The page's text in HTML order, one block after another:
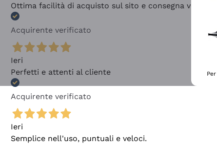
Ottima facilità di acquisto sul sito e consegna
Acquirente verificato
Ieri
Perfetti e attenti al cliente
Acquirente verificato
Ieri
Semplice nell'uso, puntuali e veloci.